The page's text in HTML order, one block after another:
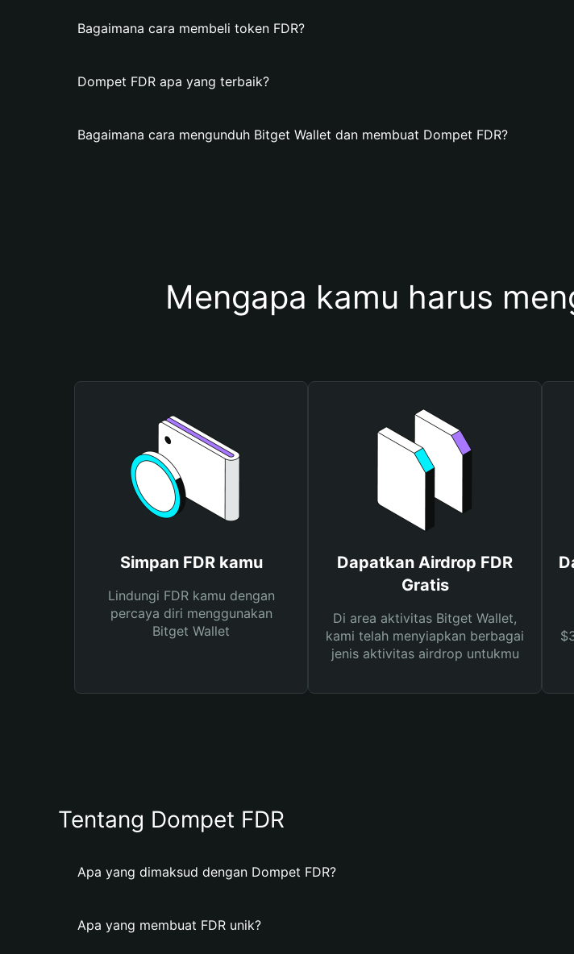
Bagaimana cara membeli token FDR?
Dompet FDR apa yang terbaik?
Bagaimana cara mengunduh Bitget Wallet dan membuat Dompet FDR?
Mengapa kamu harus
Simpan FDR kamu
Lindungi FDR kamu dengan
percaya diri menggunakan
Bitget Wallet
Dapatkan Airdrop FDR
Gratis
Di area aktivitas Bitget Wallet,
kami telah menyiapkan berbagai
jenis aktivitas airdrop untukmu
Tentang Dompet FDR
Apa yang dimaksud dengan Dompet FDR?
Apa yang membuat FDR unik?